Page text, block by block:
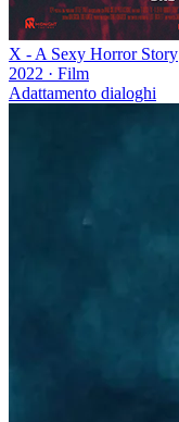
X - A Sexy Horror Story
2022 · Film
Adattamento dialoghi